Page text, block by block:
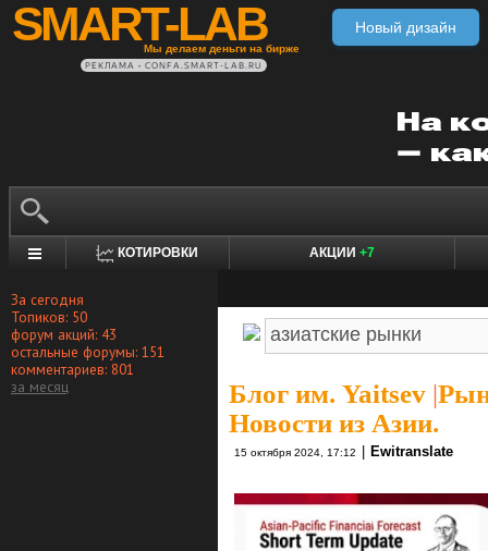
SMART-LAB
Мы делаем деньги на бирже
Новый дизайн
РЕКЛАМА • CONFA.SMART-LAB.RU
КОТИРОВКИ АКЦИИ +7
За сегодня
Топиков: 50
форум акций: 43
остальные форумы: 151
комментариев: 801
за месяц
Блог им. Yaitsev |
Новости из Азии.
15 октября 2024, 17:12 Ewitranslate